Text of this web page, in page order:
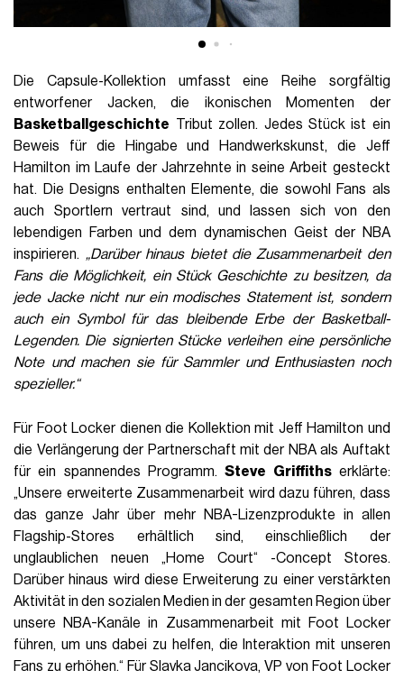
Die Capsule-Kollektion umfasst eine Reihe sorgfältig
entworfener Jacken, die ikonischen Momenten der
Basketballgeschichte Tribut zollen. Jedes Stück ist ein
Beweis für die Hingabe und Handwerkskunst, die Jeff
Hamilton im Laufe der Jahrzehnte in seine Arbeit gesteckt
hat. Die Designs enthalten Elemente, die sowohl Fans als
auch Sportlern vertraut sind, und lassen sich von den
lebendigen Farben und dem dynamischen Geist der NBA
inspirieren. „Darüber hinaus bietet die Zusammenarbeit den
Fans die Möglichkeit, ein Stück Geschichte zu besitzen, da
jede Jacke nicht nur ein modisches Statement ist, sondern
auch ein Symbol für das bleibende Erbe der Basketball-
Legenden. Die signierten Stücke verleihen eine persönliche
Note und machen sie für Sammler und Enthusiasten noch
spezieller.“
Für Foot Locker dienen die Kollektion mit Jeff Hamilton und
die Verlängerung der Partnerschaft mit der NBA als Auftakt
für ein spannendes Programm.Steve Griffithserklärte:
„Unsere erweiterte Zusammenarbeit wird dazu führen, dass
das ganze Jahr über mehr NBA-Lizenzprodukte in allen
Flagship-Stores erhältlich sind, einschließlich der
unglaublichen neuen „Home Court“ -Concept Stores.
Darüber hinaus wird diese Erweiterung zu einer verstärkten
Aktivität in den sozialen Medien in der gesamten Region über
unsere NBA-Kanäle in Zusammenarbeit mit Foot Locker
führen, um uns dabei zu helfen, die Interaktion mit unseren
Fans zu erhöhen.“ Für Slavka Jancikova, VP von Foot Locker